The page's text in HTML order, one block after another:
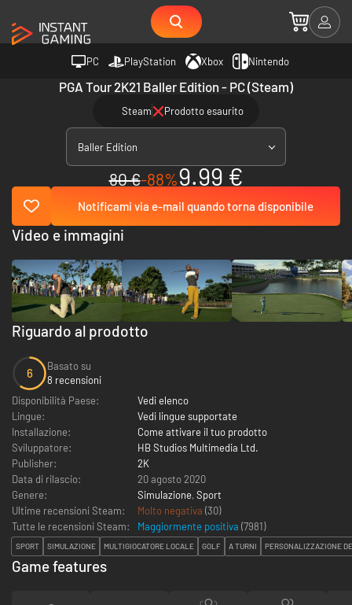
PC PlayStation Xbox Nintendo
PGA Tour 2K21 Baller Edition - PC (Steam)
Steam Prodotto esaurito
Baller Edition
80 €-88%9.99 €
Notificami via e-mail quando torna disponibile
Riguardo al prodotto
6
Basato su
8 recensioni
Disponibilità Paese:
Vedi elenco
Lingue:
Vedi lingue supportate
Installazione:
Come attivare il tuo prodotto
Sviluppatore:
HB Studios Multimedia Ltd.
Publisher:
2K
Data di rilascio:
20 agosto 2020
Genere:
Simulazione, Sport
Ultime recensioni Steam:
Molto negativa (30)
Tutte le recensioni Steam:
Maggiormente positiva (7981)
SPORT SIMULAZIONE MULTIGIOCATORE LOCALE GOLF A TURNI PERSONALIZZAZIONE
Video e immagini
Game features